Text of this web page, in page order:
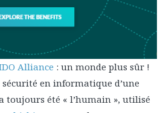
Alliance : un monde plus sûr !
en informatique d’une
toujours été « l’humain », utilisé